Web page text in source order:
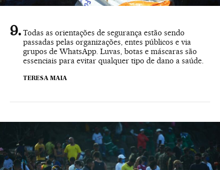
Todas as orientações de segurança estão sendo
passadas pelas organizações, entes públicos e via
grupos de WhatsApp. Luvas, botas e máscaras são
essenciais para evitar qualquer tipo de dano a saúde.
TERESA MAIA